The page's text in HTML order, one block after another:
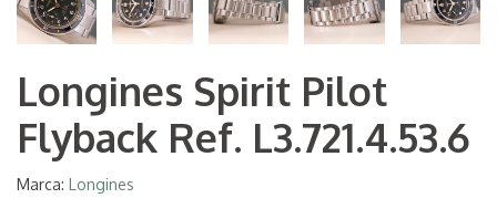
Longines Spirit Pilot
Flyback Ref. L3.721.4.53.6
Marca: Longines